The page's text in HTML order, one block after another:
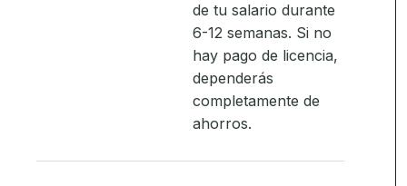
de tu salario durante
6-12 semanas. Si no
hay pago de licencia,
dependerás
completamente de
ahorros.